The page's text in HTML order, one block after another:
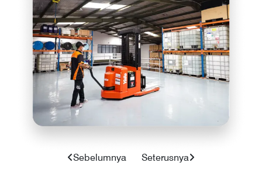
Sebelumnya Seterusnya